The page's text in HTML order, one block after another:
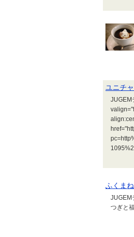
ユニチ
JUGEM
ふくま
JUGEM
つぎと